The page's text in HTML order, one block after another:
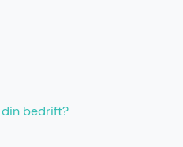
bedrift?